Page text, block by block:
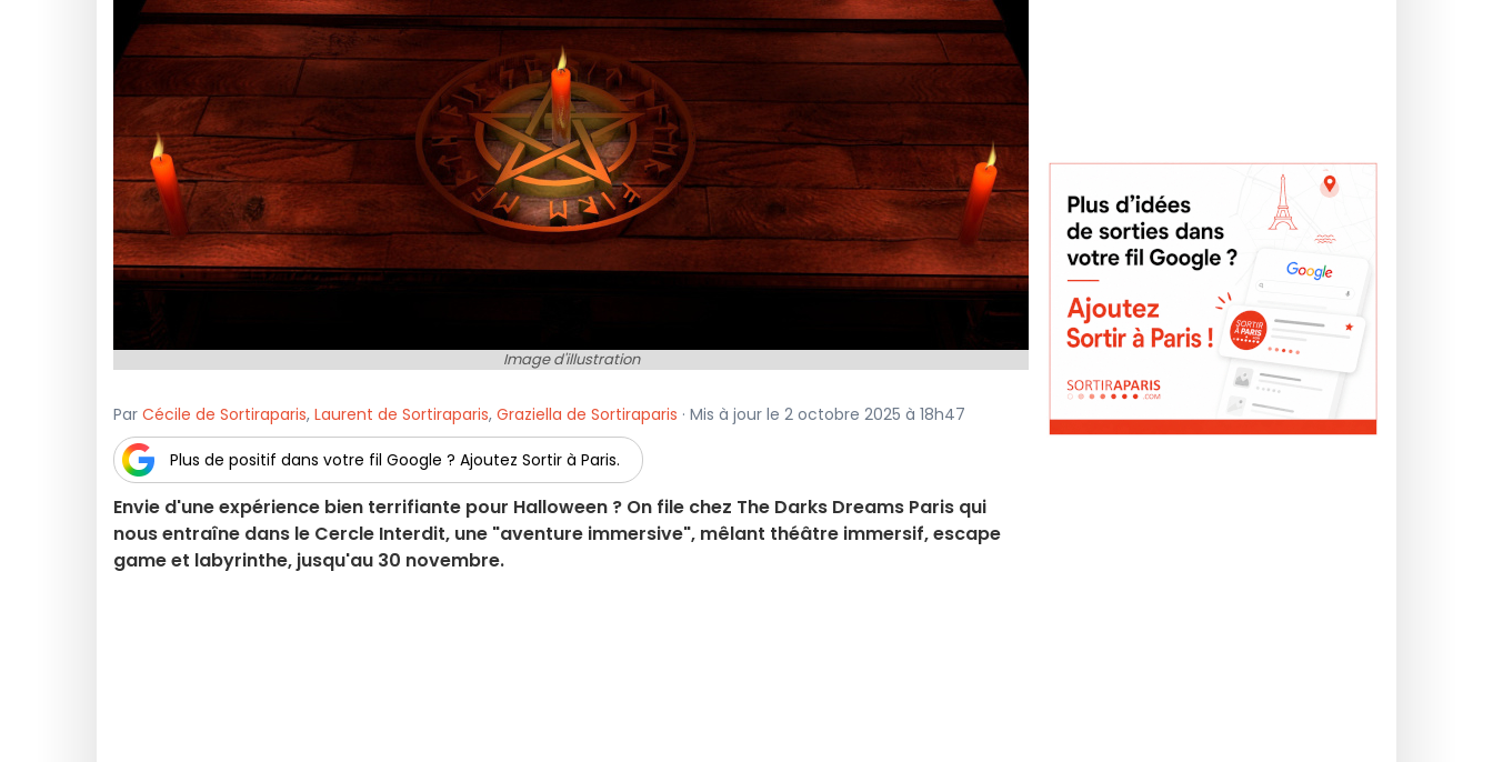
Image d'illustration
Par Cécile de Sortiraparis, Laurent de Sortiraparis, Graziella de Sortiraparis · Mis à jour le 2 octobre 2025 à 18h47
Plus de positif dans votre fil Google ? Ajoutez Sortir à Paris.
Envie d'une expérience bien terrifiante pour Halloween ? On file chez The Darks Dreams Paris qui
nous entraîne dans le Cercle Interdit, une "aventure immersive", mêlant théâtre immersif, escape
game et labyrinthe, jusqu'au 30 novembre.